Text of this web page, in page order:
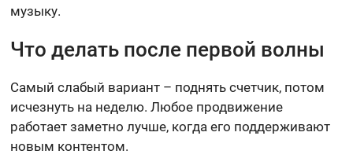
музыку.
Что делать после первой волны
Самый слабый вариант – поднять счетчик, потом
исчезнуть на неделю. Любое продвижение
работает заметно лучше, когда его поддерживают
новым контентом.